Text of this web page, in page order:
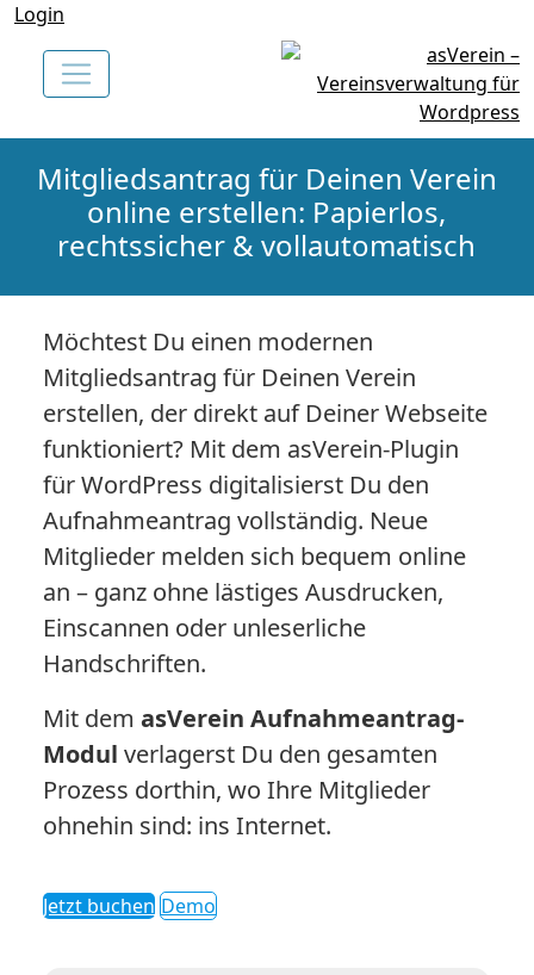
Login
Mitgliedsantrag für Deinen Verein
online erstellen: Papierlos,
rechtssicher & vollautomatisch
Möchtest Du einen modernen
Mitgliedsantrag für Deinen Verein
erstellen, der direkt auf Deiner Webseite
funktioniert? Mit dem asVerein-Plugin
für WordPress digitalisierst Du den
Aufnahmeantrag vollständig. Neue
Mitglieder melden sich bequem online
an – ganz ohne lästiges Ausdrucken,
Einscannen oder unleserliche
Handschriften.
Mit dem asVerein Aufnahmeantrag-
Modul verlagerst Du den gesamten
Prozess dorthin, wo Ihre Mitglieder
ohnehin sind: ins Internet.
Jetzt buchen Demo